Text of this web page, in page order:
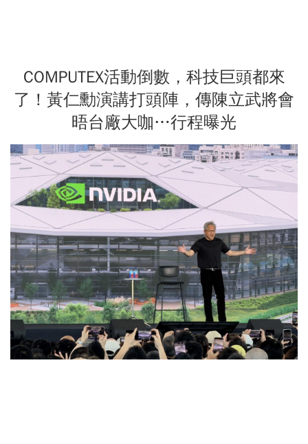
COMPUTEX活動倒數，科技巨頭都來
了！黃仁勳演講打頭陣，傳陳立武將會
晤台廠大咖…行程曝光